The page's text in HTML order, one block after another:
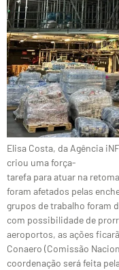
Elisa Costa, da Agência
criou uma força-
tarefa para atuar na
foram afetados pelas
grupos de trabalho foram
com possibilidade de
aeroportos, as ações
Conaero (Comissão
coordenação será feita